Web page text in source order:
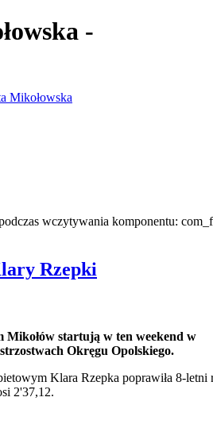
-
Mikołowska
podczas wczytywania komponentu:
Rzepki
Mikołów startują w ten weekend w
Okręgu Opolskiego.
Klara Rzepka poprawiła 8-letni
2'37,12.